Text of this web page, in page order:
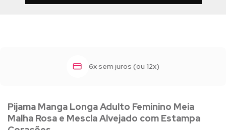
Pijama Manga Longa Adulto Feminino Meia
Malha Rosa e Mescla Alvejado com Estampa